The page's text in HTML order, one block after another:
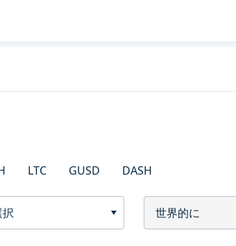
LTC GUSD DASH
世界的に